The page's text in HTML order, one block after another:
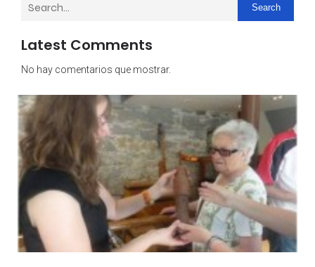
Search
Latest Comments
No hay comentarios que mostrar.